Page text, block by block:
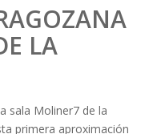
LA
sala Moliner7 de la
primera aproximación